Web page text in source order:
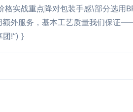
实战重点降对包装手感\部分选用
外服务，基本工艺质量我们保证
!”) }